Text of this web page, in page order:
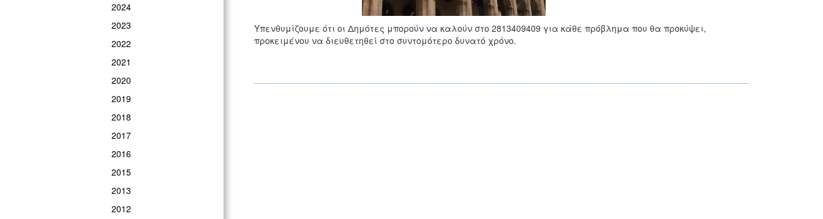
2024
2023
2022
2021
2020
2019
2018
2017
2016
2015
2013
2012
Υπενθυμίζουμε ότι οι Δημότες μπορούν να καλούν στο 2813409409 για κάθε πρόβλημα που θα προκύψει,
προκειμένου να διευθετηθεί στο συντομότερο δυνατό χρόνο.